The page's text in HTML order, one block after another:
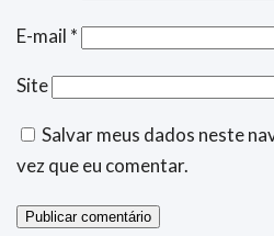
E-mail *
Site
Salvar meus dados neste
vez que eu comentar.